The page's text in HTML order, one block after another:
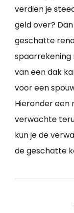
verdien je
geld over?
geschatte
van een dak
voor een
Hieronder een
verwachte
kun je de
de geschatte